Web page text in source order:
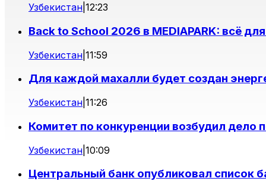
Узбекистан 12:23
Back to School 2026 в MEDIAPARK: всё
Узбекистан 11:59
Для каждой махалли будет создан
Узбекистан 11:26
Комитет по конкуренции возбудил дело
Узбекистан 10:09
Центральный банк опубликовал